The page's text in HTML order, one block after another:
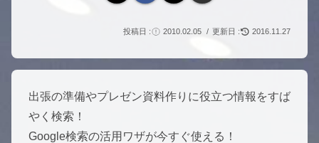
2010.02.05 2016.11.27
出張の準備やプレゼン資料作りに役立つ情報をすば
やく検索！
Google検索の活用ワザが今すぐ使える！